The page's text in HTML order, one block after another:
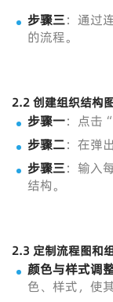
步骤三：通过
的流程。
2.2 创建组织结构
步骤一：点击
步骤二：在弹
步骤三：输入
结构。
2.3 定制流程图和
颜色与样式调
色、样式，使